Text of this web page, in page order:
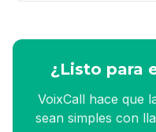
¿Listo para
VoixCall hace que
sean simples con